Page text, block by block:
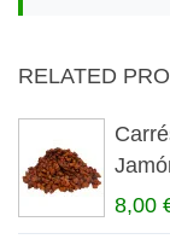
RELATED
8,00